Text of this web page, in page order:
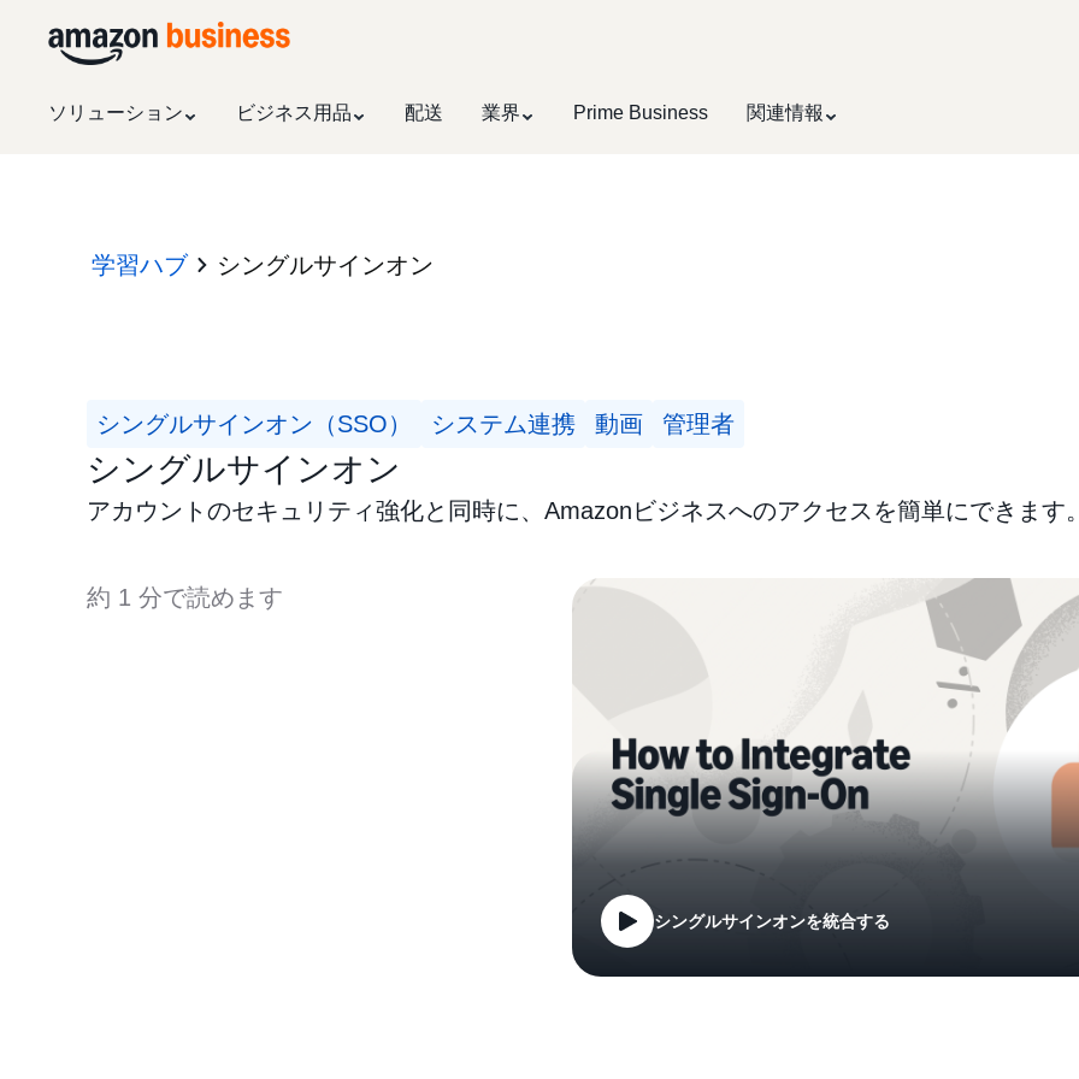
ソリューション ビジネス用品 配送 業界 Prime Business 関連情報
学習ハブ シングルサインオン
シングルサインオン（SSO） システム連携 動画 管理者
シングルサインオン
アカウントのセキュリティ強化と同時に、Amazonビジネスへのアクセスを簡単にできます
約 1 分で読めます
シングルサインオンを統合する